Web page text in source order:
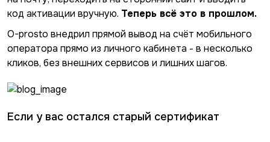
код активации вручную. Теперь всё это в прошлом.
O-prosto внедрил прямой вывод на счёт мобильного
оператора прямо из личного кабинета - в несколько
кликов, без внешних сервисов и лишних шагов.
Если у вас остался старый сертификат